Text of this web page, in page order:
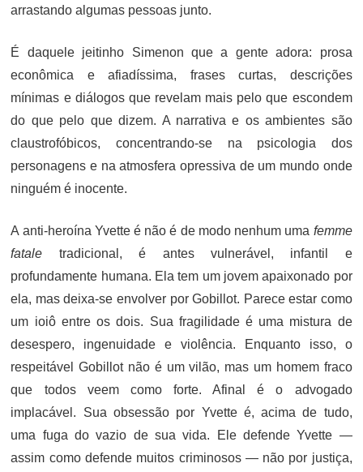
arrastando algumas pessoas junto.
É daquele jeitinho Simenon que a gente adora: prosa
econômica e afiadíssima, frases curtas, descrições
mínimas e diálogos que revelam mais pelo que escondem
do que pelo que dizem. A narrativa e os ambientes são
claustrofóbicos, concentrando-se na psicologia dos
personagens e na atmosfera opressiva de um mundo onde
ninguém é inocente.
A anti-heroína Yvette é não é de modo nenhum uma femme
fatale tradicional, é antes vulnerável, infantil e
profundamente humana. Ela tem um jovem apaixonado por
ela, mas deixa-se envolver por Gobillot. Parece estar como
um ioiô entre os dois. Sua fragilidade é uma mistura de
desespero, ingenuidade e violência. Enquanto isso, o
respeitável Gobillot não é um vilão, mas um homem fraco
que todos veem como forte. Afinal é o advogado
implacável. Sua obsessão por Yvette é, acima de tudo,
uma fuga do vazio de sua vida. Ele defende Yvette —
assim como defende muitos criminosos — não por justiça,